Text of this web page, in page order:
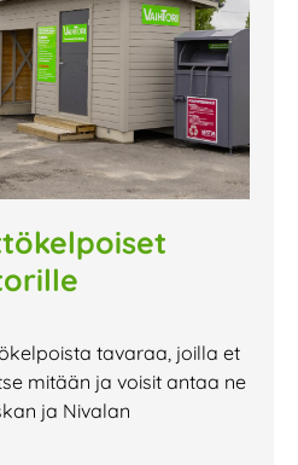
tavaraa, joilla et
mitään ja voisit antaa ne
ja Nivalan